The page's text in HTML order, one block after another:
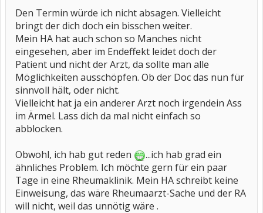
Den Termin würde ich nicht absagen. Vielleicht
bringt der dich doch ein bisschen weiter.
Mein HA hat auch schon so Manches nicht
eingesehen, aber im Endeffekt leidet doch der
Patient und nicht der Arzt, da sollte man alle
Möglichkeiten ausschöpfen. Ob der Doc das nun für
sinnvoll hält, oder nicht.
Vielleicht hat ja ein anderer Arzt noch irgendein Ass
im Ärmel. Lass dich da mal nicht einfach so
abblocken.
Obwohl, ich hab gut reden
...ich hab grad ein
ähnliches Problem. Ich möchte gern für ein paar
Tage in eine Rheumaklinik. Mein HA schreibt keine
Einweisung, das wäre Rheumaarzt-Sache und der RA
will nicht, weil das unnötig wäre .